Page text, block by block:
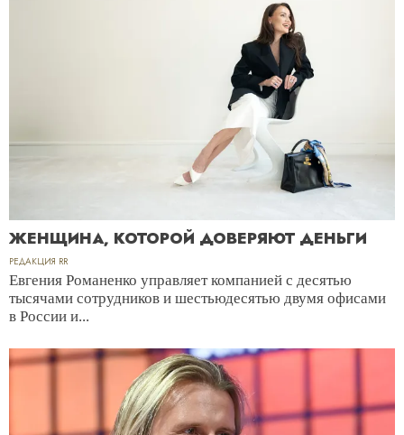
ЖЕНЩИНА, КОТОРОЙ ДОВЕРЯЮТ ДЕНЬГИ
РЕДАКЦИЯ RR
Евгения Романенко управляет компанией с десятью
тысячами сотрудников и шестьюдесятью двумя офисами
в России и...